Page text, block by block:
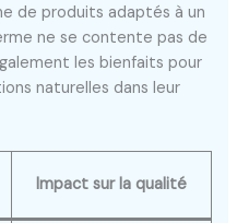
de produits adaptés à un
ne se contente pas de
les bienfaits pour
naturelles dans leur
Impact sur la qualité